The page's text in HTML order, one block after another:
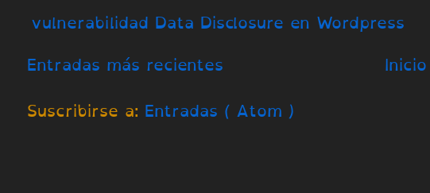
vulnerabilidad Data Disclosure en Wordpress
Entradas más recientes
Inicio
Suscribirse a: Entradas ( Atom )